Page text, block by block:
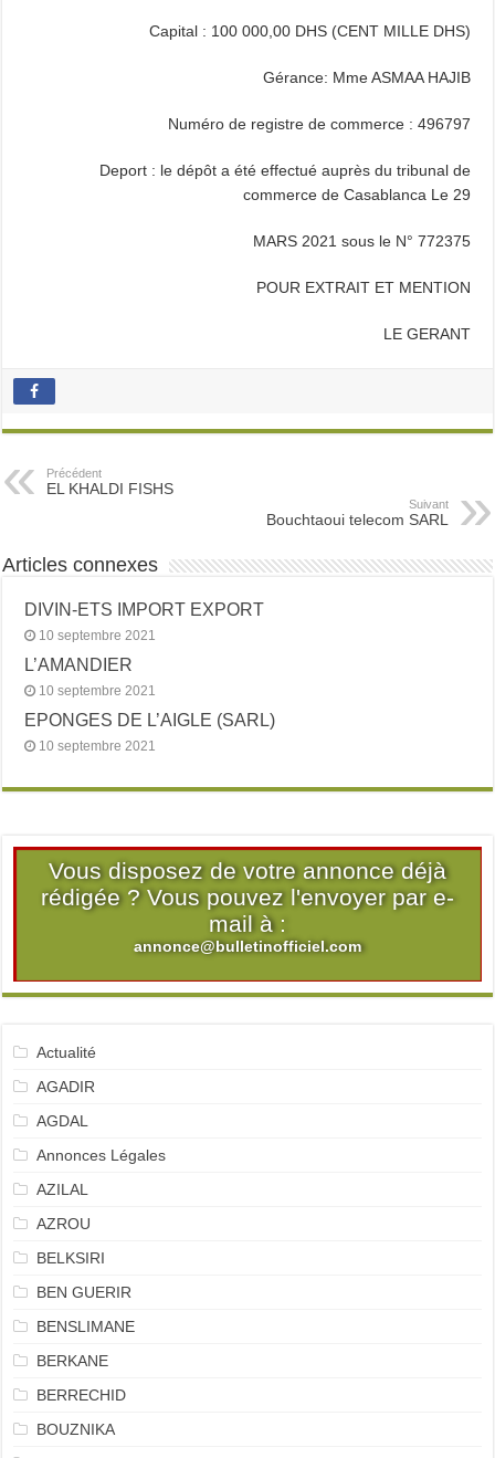
Capital : 100 000,00 DHS (CENT MILLE DHS)
Gérance: Mme ASMAA HAJIB
Numéro de registre de commerce : 496797
Deport : le dépôt a été effectué auprès du tribunal de
commerce de Casablanca Le 29
MARS 2021 sous le N° 772375
POUR EXTRAIT ET MENTION
LE GERANT
Précédent
EL KHALDI FISHS
Suivant
Bouchtaoui telecom SARL
Articles connexes
DIVIN-ETS IMPORT EXPORT
10 septembre 2021
L’AMANDIER
10 septembre 2021
EPONGES DE L’AIGLE (SARL)
10 septembre 2021
Vous disposez de votre annonce déjà
rédigée ? Vous pouvez l'envoyer par e-
mail à :
annonce@bulletinofficiel.com
Actualité
AGADIR
AGDAL
Annonces Légales
AZILAL
AZROU
BELKSIRI
BEN GUERIR
BENSLIMANE
BERKANE
BERRECHID
BOUZNIKA